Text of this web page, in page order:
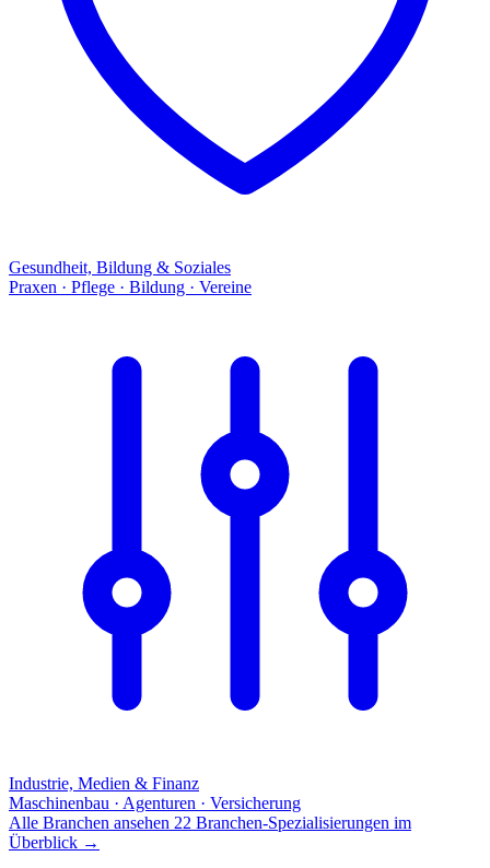
Gesundheit, Bildung & Soziales
Praxen · Pflege · Bildung · Vereine
Industrie, Medien & Finanz
Maschinenbau · Agenturen · Versicherung
Alle Branchen ansehen 22 Branchen-Spezialisierungen im
Überblick →